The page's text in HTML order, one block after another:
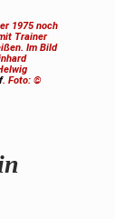
1975 noch
Trainer
Im Bild
. Foto: ©